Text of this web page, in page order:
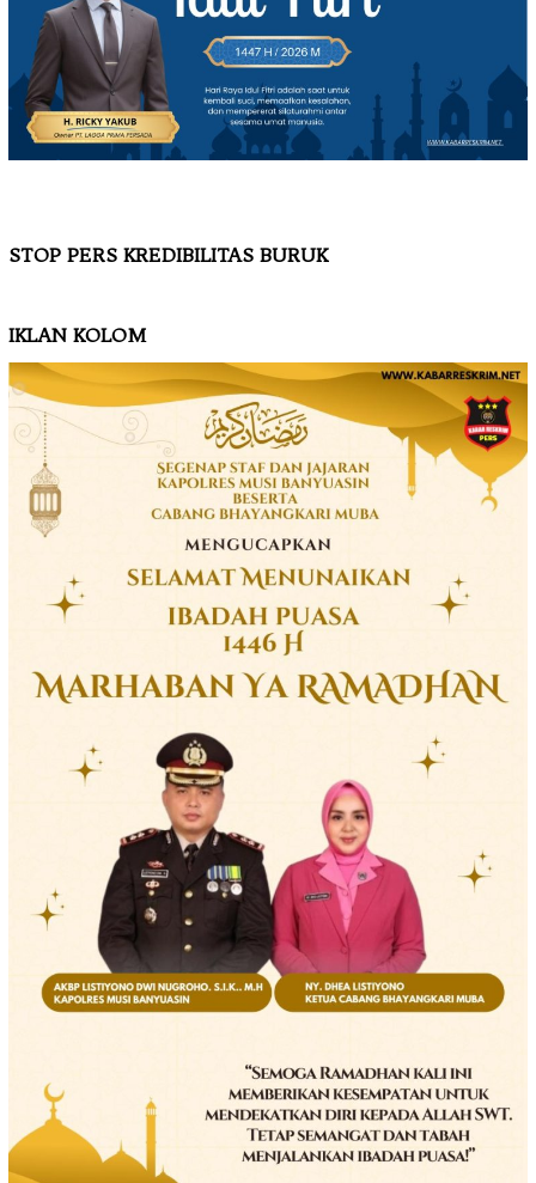
STOP PERS KREDIBILITAS BURUK
IKLAN KOLOM